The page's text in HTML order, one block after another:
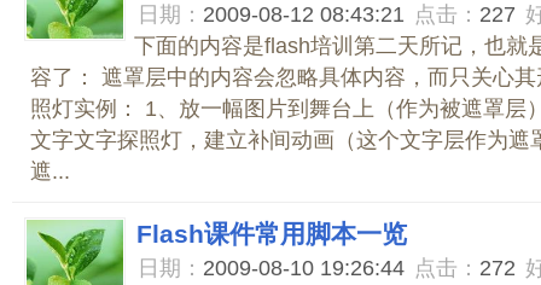
日期： 2009-08-12 08:43:21 点击： 227
下面的内容是flash培训第二天所记，也就
容了： 遮罩层中的内容会忽略具体内容，而只关心
照灯实例： 1、放一幅图片到舞台上（作为被遮罩层
文字文字探照灯，建立补间动画（这个文字层作为遮
遮...
Flash课件常用脚本一览
日期： 2009-08-10 19:26:44 点击： 272